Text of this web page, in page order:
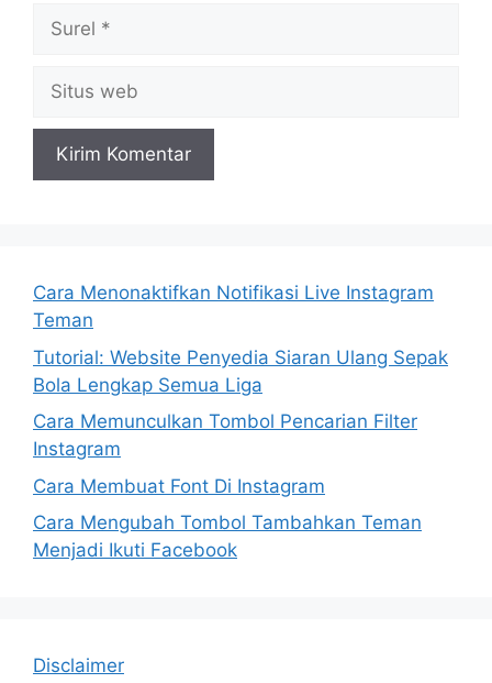
Surel
Situs
web
Cara Menonaktifkan Notifikasi Live Instagram
Teman
Tutorial: Website Penyedia Siaran Ulang Sepak
Bola Lengkap Semua Liga
Cara Memunculkan Tombol Pencarian Filter
Instagram
Cara Membuat Font Di Instagram
Cara Mengubah Tombol Tambahkan Teman
Menjadi Ikuti Facebook
Disclaimer